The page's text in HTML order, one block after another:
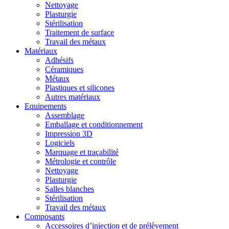
Nettoyage
Plasturgie
Stérilisation
Traitement de surface
Travail des métaux
Matériaux
Adhésifs
Céramiques
Métaux
Plastiques et silicones
Autres matériaux
Equipements
Assemblage
Emballage et conditionnement
Impression 3D
Logiciels
Marquage et traçabilité
Métrologie et contrôle
Nettoyage
Plasturgie
Salles blanches
Stérilisation
Travail des métaux
Composants
Accessoires d’injection et de prélèvement